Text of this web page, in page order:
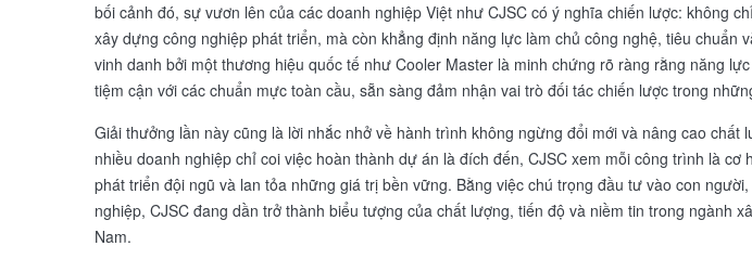
bối cảnh đó, sự vươn lên của các doanh nghiệp Việt như CJSC có ý nghĩa chiến lược: không
xây dựng công nghiệp phát triển, mà còn khẳng định năng lực làm chủ công nghệ, tiêu chuẩn
vinh danh bởi một thương hiệu quốc tế như Cooler Master là minh chứng rõ ràng rằng năng
tiệm cận với các chuẩn mực toàn cầu, sẵn sàng đảm nhận vai trò đối tác chiến lược trong
Giải thưởng lần này cũng là lời nhắc nhở về hành trình không ngừng đổi mới và nâng cao chất
nhiều doanh nghiệp chỉ coi việc hoàn thành dự án là đích đến, CJSC xem mỗi công trình là cơ
phát triển đội ngũ và lan tỏa những giá trị bền vững. Bằng việc chú trọng đầu tư vào con
nghiệp, CJSC đang dần trở thành biểu tượng của chất lượng, tiến độ và niềm tin trong ngành
Nam.